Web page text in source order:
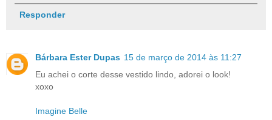
Responder
Bárbara Ester Dupas 15 de março de 2014 às 11:27
Eu achei o corte desse vestido lindo, adorei o look!
xoxo
Imagine Belle